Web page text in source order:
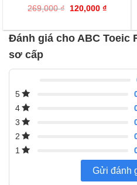
0
trên
0
đánh
giá
269,000₫
Giá
269,000 ₫.
120,000 ₫Giá
là:
Đánh giá cho ABC Toeic
sơ cấp
5
4
3
2
1
Gửi đánh